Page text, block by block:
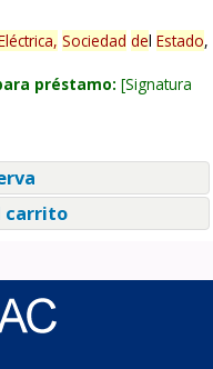
Sociedad del Estado,
préstamo: Signatura
carrito